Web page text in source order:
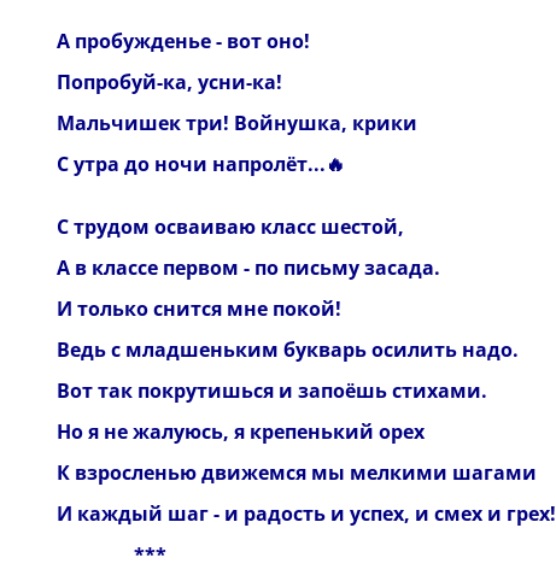
А пробужденье - вот оно!
Попробуй-ка, усни-ка!
Мальчишек три! Войнушка, крики
С утра до ночи напролёт...🔥
С трудом осваиваю класс шестой,
А в классе первом - по письму засада.
И только снится мне покой!
Ведь с младшеньким букварь осилить надо.
Вот так покрутишься и запоёшь стихами.
Но я не жалуюсь, я крепенький орех
К взросленью движемся мы мелкими шагами
И каждый шаг - и радость и успех, и смех и грех!
***